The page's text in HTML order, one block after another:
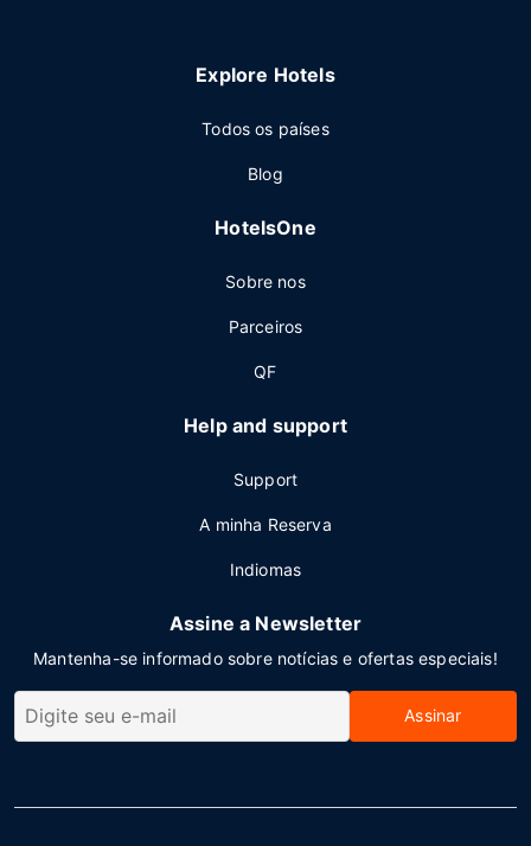
Explore Hotels
Todos os países
Blog
HotelsOne
Sobre nos
Parceiros
QF
Help and support
Support
A minha Reserva
Indiomas
Assine a Newsletter
Mantenha-se informado sobre notícias e ofertas especiais!
Assinar